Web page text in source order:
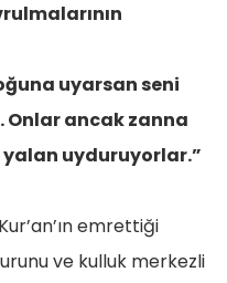
uyarsan seni
Onlar ancak zanna
uyduruyorlar.”
emrettiği
ve kulluk merkezli